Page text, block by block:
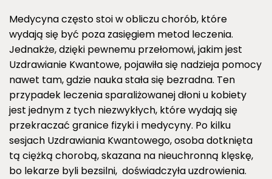
Medycyna często stoi w obliczu chorób, które
wydają się być poza zasięgiem metod leczenia.
Jednakże, dzięki pewnemu przełomowi, jakim jest
Uzdrawianie Kwantowe, pojawiła się nadzieja pomocy
nawet tam, gdzie nauka stała się bezradna. Ten
przypadek leczenia sparaliżowanej dłoni u kobiety
jest jednym z tych niezwykłych, które wydają się
przekraczać granice fizyki i medycyny. Po kilku
sesjach Uzdrawiania Kwantowego, osoba dotknięta
tą ciężką chorobą, skazana na nieuchronną klęskę,
bo lekarze byli bezsilni, doświadczyła uzdrowienia.